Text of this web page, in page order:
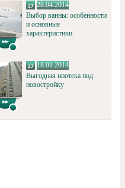
28.04.2014
Выбор ванны: особенности
и основные
характеристики
18.01.2014
Выгодная ипотека под
новостройку